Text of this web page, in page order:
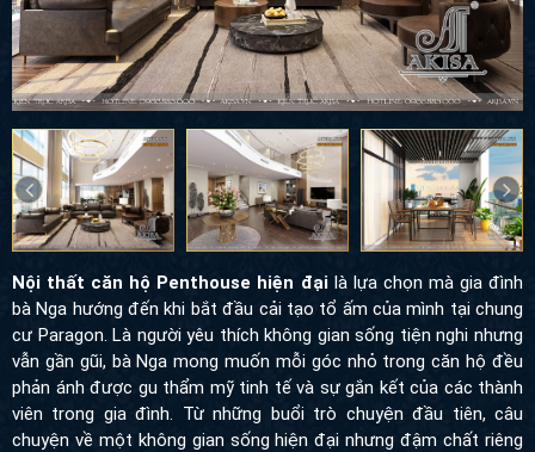
Nội thất căn hộ Penthouse hiện đạilà lựa chọn mà gia đình
bà Nga hướng đến khi bắt đầu cải tạo tổ ấm của mình tại chung
cư Paragon. Là người yêu thích không gian sống tiện nghi nhưng
vẫn gần gũi, bà Nga mong muốn mỗi góc nhỏ trong căn hộ đều
phản ánh được gu thẩm mỹ tinh tế và sự gắn kết của các thành
viên trong gia đình. Từ những buổi trò chuyện đầu tiên, câu
chuyện về một không gian sống hiện đại nhưng đậm chất riêng